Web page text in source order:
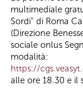
multimediale
Sordi" di Roma
(Direzione
sociale onlus
modalità:
https://
alle ore 18.30 e il